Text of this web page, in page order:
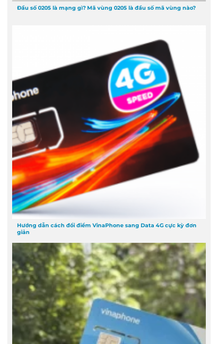
Đầu số 0205 là mạng gì? Mã vùng 0205 là đầu số mã vùng nào?
Hướng dẫn cách đổi điểm VinaPhone sang Data 4G cực kỳ đơn
giản